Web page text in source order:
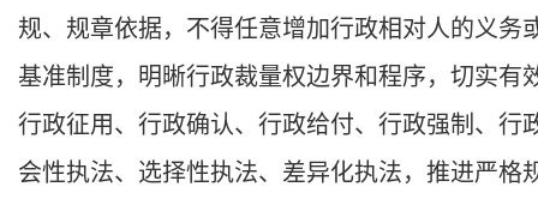
规、规章依据，不得任意增加行政相对人的义
基准制度，明晰行政裁量权边界和程序，切实
行政征用、行政确认、行政给付、行政强制、
会性执法、选择性执法、差异化执法，推进严格